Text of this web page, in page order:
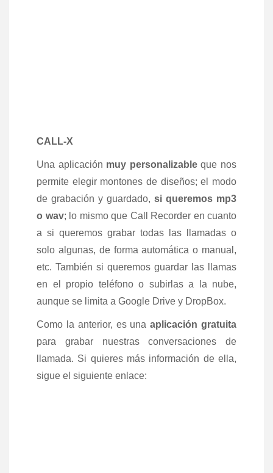
CALL-X
Una aplicación muy personalizableque nos
permite elegir montones de diseños; el modo
de grabación y guardado, si queremos mp3
o wav; lo mismo que Call Recorder en cuanto
a si queremos grabar todas las llamadas o
solo algunas, de forma automática o manual,
etc. También si queremos guardar las llamas
en el propio teléfono o subirlas a la nube,
aunque se limita a Google Drive y DropBox.
Como la anterior, es unaaplicación gratuita
para grabar nuestras conversaciones de
llamada. Si quieres más información de ella,
sigue el siguiente enlace: